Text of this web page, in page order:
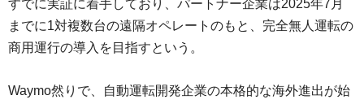
すでに実証に着手しており、パートナー企業は2025年7月
までに1対複数台の遠隔オペレートのもと、完全無人運転の
商用運行の導入を目指すという。
Waymo然りで、自動運転開発企業の本格的な海外進出が始